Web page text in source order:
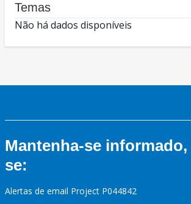
Temas
Não há dados disponíveis
Mantenha-se
se:
Alertas de email Project P044842